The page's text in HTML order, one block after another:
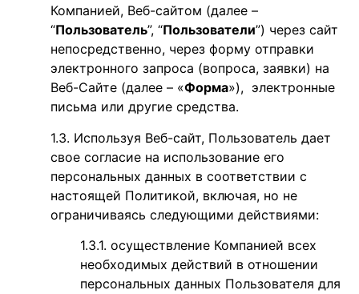
Компанией, Веб-сайтом (далее –
“Пользователь”, “Пользователи”) через сайт
непосредственно, через форму отправки
электронного запроса (вопроса, заявки) на
Веб-Сайте (далее – «Форма»), электронные
письма или другие средства.
Используя Веб-сайт, Пользователь дает
свое согласие на использование его
персональных данных в соответствии с
настоящей Политикой, включая, но не
ограничиваясь следующими действиями:
осуществление Компанией всех
необходимых действий в отношении
персональных данных Пользователя для